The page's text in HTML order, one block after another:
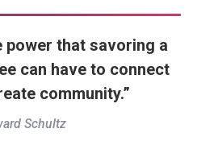
power that savoring a
can have to connect
community.”
Schultz